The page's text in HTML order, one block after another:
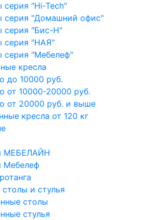
серия "Hi-Tech"
серия "Домашний офис"
серия "Бис-Н"
серия "НАЯ"
серия "Мебелеф"
кресла
до 10000 руб.
от 10000-20000 руб.
от 20000 руб. и выше
кресла от 120 кг
МЕБЕЛАЙН
Мебелеф
и стулья
столы
стулья